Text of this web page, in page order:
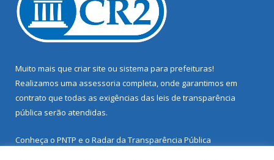
Muito mais que criar site ou sistema para prefeituras!
Realizamos uma assessoria completa, onde garantimos em
contrato que todas as exigências das leis de transparência
pública serão atendidas.
Conheça o PNTP e o Radar da Transparência Pública